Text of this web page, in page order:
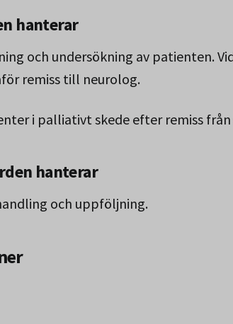
hanterar
och undersökning av patienten.
remiss till neurolog.
i palliativt skede efter remiss
hanterar
och uppföljning.